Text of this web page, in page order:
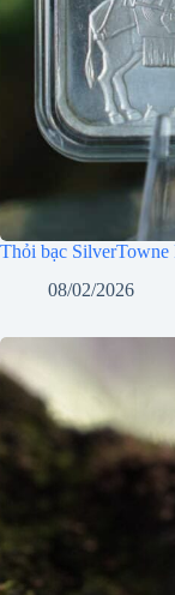
Thỏi bạc SilverTowne
08/02/2026